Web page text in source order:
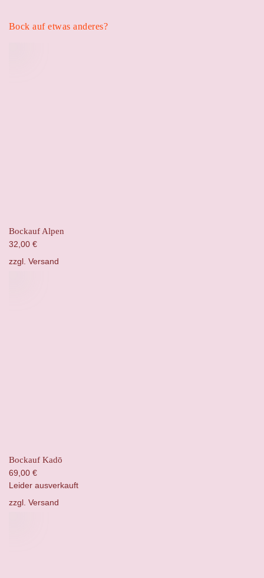
Bock auf etwas anderes?
Bockauf Alpen
32,00 €
zzgl. Versand
Bockauf Kadō
69,00 €
Leider ausverkauft
zzgl. Versand